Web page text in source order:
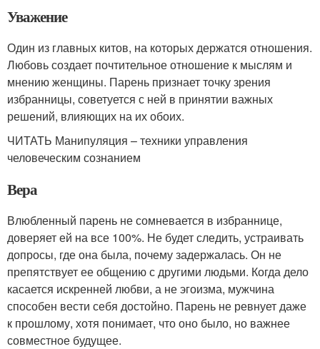
Уважение
Один из главных китов, на которых держатся отношения.
Любовь создает почтительное отношение к мыслям и
мнению женщины. Парень признает точку зрения
избранницы, советуется с ней в принятии важных
решений, влияющих на их обоих.
ЧИТАТЬ Манипуляция – техники управления
человеческим сознанием
Вера
Влюбленный парень не сомневается в избраннице,
доверяет ей на все 100%. Не будет следить, устраивать
допросы, где она была, почему задержалась. Он не
препятствует ее общению с другими людьми. Когда дело
касается искренней любви, а не эгоизма, мужчина
способен вести себя достойно. Парень не ревнует даже
к прошлому, хотя понимает, что оно было, но важнее
совместное будущее.